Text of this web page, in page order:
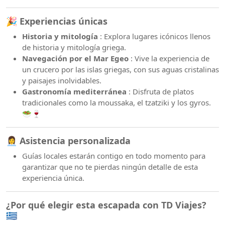
🎉 Experiencias únicas
Historia y mitología : Explora lugares icónicos llenos
de historia y mitología griega.
Navegación por el Mar Egeo : Vive la experiencia de
un crucero por las islas griegas, con sus aguas cristalinas
y paisajes inolvidables.
Gastronomía mediterránea : Disfruta de platos
tradicionales como la moussaka, el tzatziki y los gyros.
🥗🍷
👩‍💼 Asistencia personalizada
Guías locales estarán contigo en todo momento para
garantizar que no te pierdas ningún detalle de esta
experiencia única.
¿Por qué elegir esta escapada con TD Viajes?
🇬🇷